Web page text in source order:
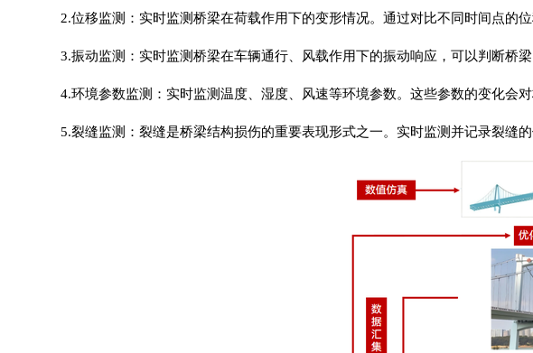
2.位移监测：实时监测桥梁在荷载作用下的变形情况。通过对比不同时间点的
3.振动监测：实时监测桥梁在车辆通行、风载作用下的振动响应，可以判断桥梁
4.环境参数监测：实时监测温度、湿度、风速等环境参数。这些参数的变化会
5.裂缝监测：裂缝是桥梁结构损伤的重要表现形式之一。实时监测并记录裂缝